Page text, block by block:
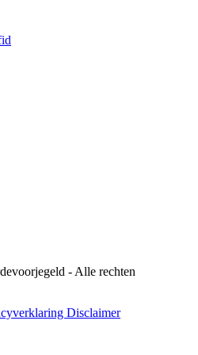
- Alle rechten
Disclaimer